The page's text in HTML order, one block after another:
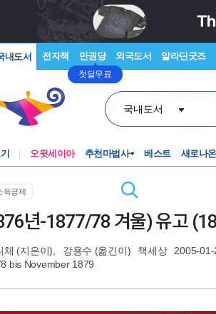
내도서 전자책 만권당
첫달무료
외국도서 알라딘굿즈
국내도서
오뒷세이아 추천마법사 베스트 새로나
득공제
년-1877/78 겨울) 유고
체 (지은이), 강용수 (옮긴이) 책세상 2005-01-
bis November 1879